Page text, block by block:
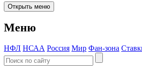
Открыть меню
Меню
НФЛ НСАА Россия Мир Фан-зона